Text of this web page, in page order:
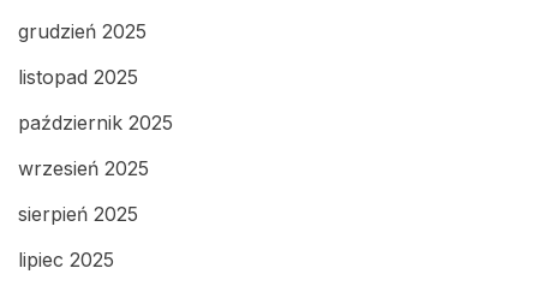
grudzień 2025
listopad 2025
październik 2025
wrzesień 2025
sierpień 2025
lipiec 2025